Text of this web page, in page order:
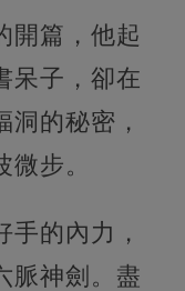
開篇，他起
呆子，卻在
的秘密，
步。
的內力，
脈神劍。盡